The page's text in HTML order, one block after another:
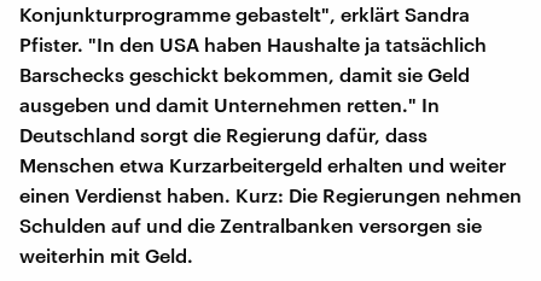
Konjunkturprogramme gebastelt", erklärt Sandra
Pfister. "In den USA haben Haushalte ja tatsächlich
Barschecks geschickt bekommen, damit sie Geld
ausgeben und damit Unternehmen retten." In
Deutschland sorgt die Regierung dafür, dass
Menschen etwa Kurzarbeitergeld erhalten und weiter
einen Verdienst haben. Kurz: Die Regierungen nehmen
Schulden auf und die Zentralbanken versorgen sie
weiterhin mit Geld.